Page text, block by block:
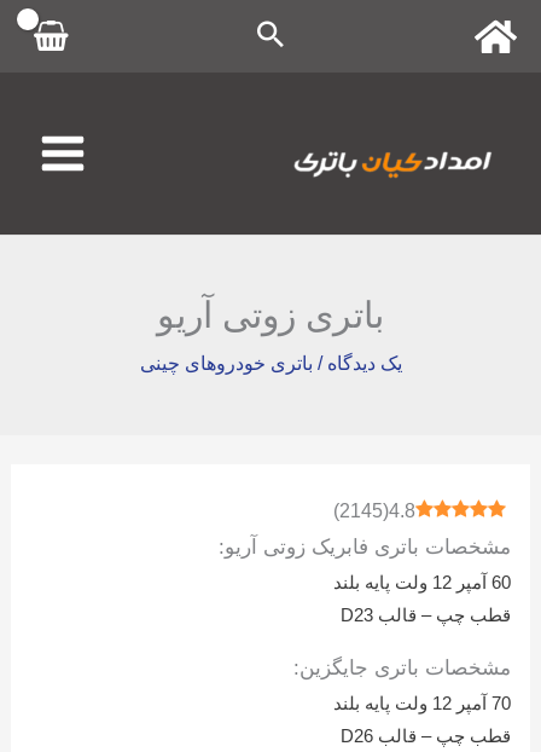
پرش
باتری زوتی آریو
یک دیدگاه / باتری خودروهای چینی
4.8
(
2145
)
مشخصات باتری فابریک زوتی آریو:
60 آمپر 12 ولت پایه بلند
قطب چپ – قالب D23
مشخصات باتری جایگزین:
70 آمپر 12 ولت پایه بلند
قطب چپ – قالب D26